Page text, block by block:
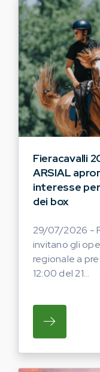
Fieracavalli
ARSIAL
interesse
dei box
29/07/2026 -
invitano gli
regionale a
12:00 del 21...
SU